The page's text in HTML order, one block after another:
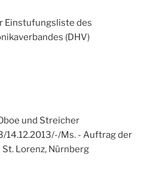
Einstufungsliste des
(DHV)
und Streicher
14.12.2013/-/Ms. - Auftrag der
Lorenz, Nürnberg